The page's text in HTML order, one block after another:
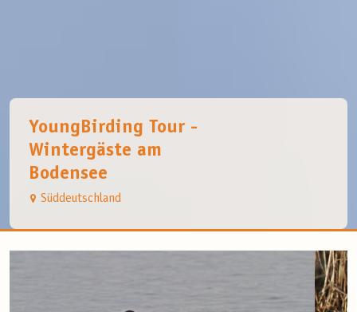
YoungBirding Tour -
Wintergäste am
Bodensee
Süddeutschland